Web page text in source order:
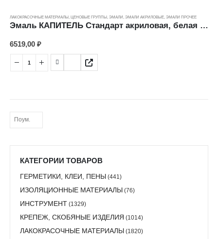
ЛАКОКРАСОЧНЫЕ МАТЕРИАЛЫ , ЦЕНОВЫЕ ГРУППЫ , ЭМАЛИ, ЭМАЛИ АКРИЛОВЫЕ, ЭМАЛИ ПРОЧЕЕ
Эмаль КАПИТЕЛЬ Стандарт акриловая, белая (12 кг) ---
6519,00 ₽
КАТЕГОРИИ ТОВАРОВ
ГЕРМЕТИКИ, КЛЕИ, ПЕНЫ (441)
ИЗОЛЯЦИОННЫЕ МАТЕРИАЛЫ (76)
ИНСТРУМЕНТ (1329)
КРЕПЕЖ, СКОБЯНЫЕ ИЗДЕЛИЯ (1014)
ЛАКОКРАСОЧНЫЕ МАТЕРИАЛЫ (1820)